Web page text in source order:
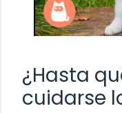
¿Hasta
cuidarse